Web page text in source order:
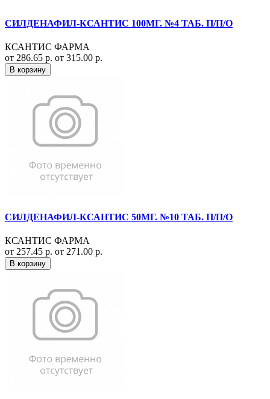
СИЛДЕНАФИЛ-КСАНТИС 100МГ. №4 ТАБ. П/П/О
КСАНТИС ФАРМА
от 286.65 р. от 315.00 р.
В корзину
СИЛДЕНАФИЛ-КСАНТИС 50МГ. №10 ТАБ. П/П/О
КСАНТИС ФАРМА
от 257.45 р. от 271.00 р.
В корзину